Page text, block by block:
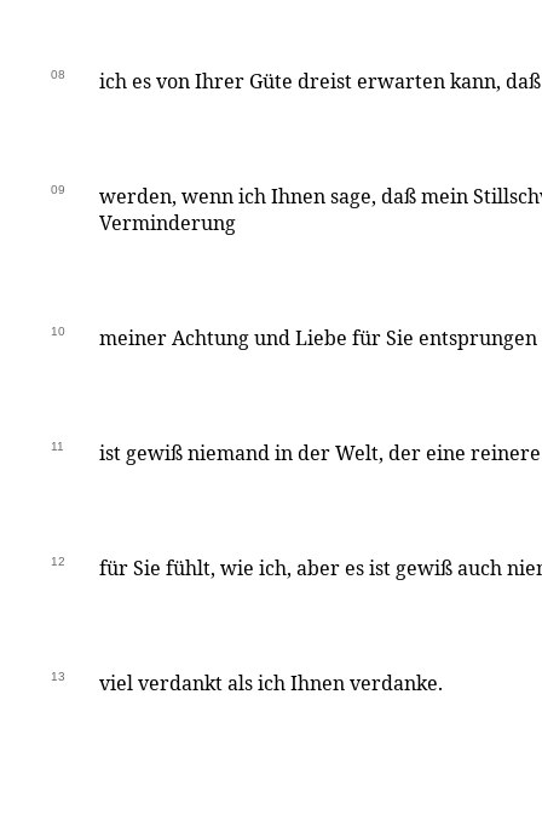
08 ich es von Ihrer Güte dreist erwarten kann,
09
werden, wenn ich Ihnen sage, daß mein
Verminderung
10 meiner Achtung und Liebe für Sie entsprungen
11 ist gewiß niemand in der Welt, der eine
12 für Sie fühlt, wie ich, aber es ist gewiß auch
13 viel verdankt als ich Ihnen verdanke.